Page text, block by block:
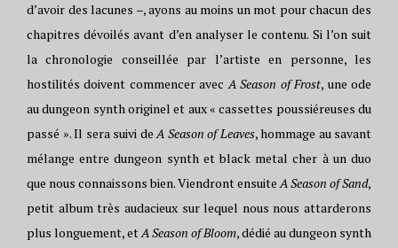
d’avoir des lacunes –, ayons au moins un mot pour chacun des
chapitres dévoilés avant d’en analyser le contenu. Si l’on suit
la chronologie conseillée par l’artiste en personne, les
hostilités doivent commencer avecA Season of Frost, une ode
au dungeon synth originel et aux « cassettes poussiéreuses du
passé ». Il sera suivi deA Season of Leaves, hommage au savant
mélange entre dungeon synth et black metal cher à un duo
que nous connaissons bien. Viendront ensuiteA Season of Sand,
petit album très audacieux sur lequel nous nous attarderons
plus longuement, etA Season of Bloom, dédié au dungeon synth